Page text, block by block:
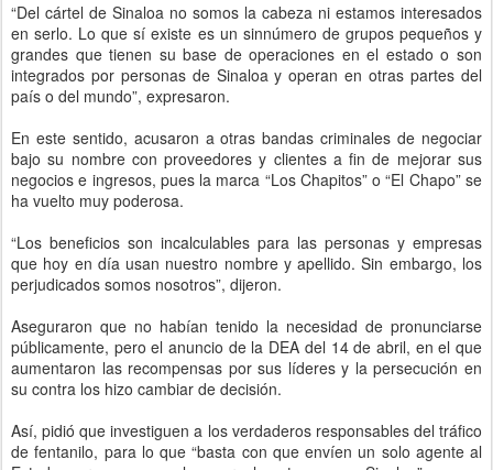
“Del cártel de Sinaloa no somos la cabeza ni estamos interesados
en serlo. Lo que sí existe es un sinnúmero de grupos pequeños y
grandes que tienen su base de operaciones en el estado o son
integrados por personas de Sinaloa y operan en otras partes del
país o del mundo”, expresaron.
En este sentido, acusaron a otras bandas criminales de negociar
bajo su nombre con proveedores y clientes a fin de mejorar sus
negocios e ingresos, pues la marca “Los Chapitos” o “El Chapo” se
ha vuelto muy poderosa.
“Los beneficios son incalculables para las personas y empresas
que hoy en día usan nuestro nombre y apellido. Sin embargo, los
perjudicados somos nosotros”, dijeron.
Aseguraron que no habían tenido la necesidad de pronunciarse
públicamente, pero el anuncio de la DEA del 14 de abril, en el que
aumentaron las recompensas por sus líderes y la persecución en
su contra los hizo cambiar de decisión.
Así, pidió que investiguen a los verdaderos responsables del tráfico
de fentanilo, para lo que “basta con que envíen un solo agente al